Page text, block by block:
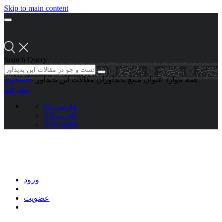
Skip to main content
Search Query
همه موارد عنوان منبع پدیدآوران مقالات این پدیدآور جستجوی
پیشرفته
FAفارسی
ARالعربیه
ENEnglish
ورود
عضویت